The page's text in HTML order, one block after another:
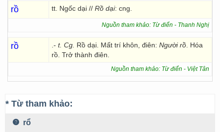
rồ tt. Ngốc dại // Rồ dại: cng.
Nguồn tham khảo: Từ điển - Thanh Nghị
rồ .- t. Cg. Rồ dại. Mất trí khôn, điên: Người rồ . Hóa
rồ. Trở thành điên.
Nguồn tham khảo: Từ điển - Việt Tân
* Từ tham khảo:
rổ